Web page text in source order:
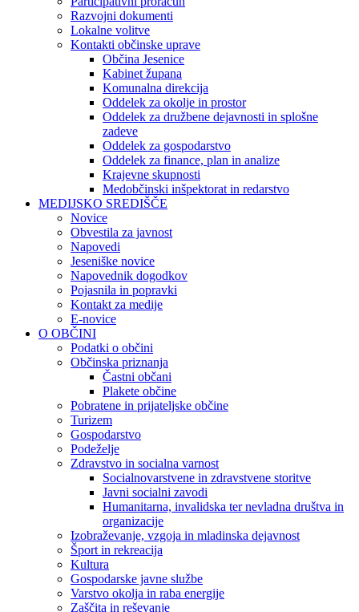
Razvojni dokumenti
Lokalne volitve
Kontakti občinske uprave
Občina Jesenice
Kabinet župana
Komunalna direkcija
Oddelek za okolje in prostor
Oddelek za družbene dejavnosti in splošne
zadeve
Oddelek za gospodarstvo
Oddelek za finance, plan in analize
Krajevne skupnosti
Medobčinski inšpektorat in redarstvo
MEDIJSKO SREDIŠČE
Novice
Obvestila za javnost
Napovedi
Jeseniške novice
Napovednik dogodkov
Pojasnila in popravki
Kontakt za medije
E-novice
O OBČINI
Podatki o občini
Občinska priznanja
Častni občani
Plakete občine
Pobratene in prijateljske občine
Turizem
Gospodarstvo
Podeželje
Zdravstvo in socialna varnost
Socialnovarstvene in zdravstvene storitve
Javni socialni zavodi
Humanitarna, invalidska ter nevladna društva in
organizacije
Izobraževanje, vzgoja in mladinska dejavnost
Šport in rekreacija
Kultura
Gospodarske javne službe
Varstvo okolja in raba energije
Zaščita in reševanje